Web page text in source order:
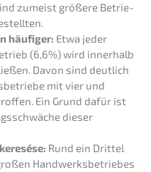
zumeist größe­re Betrie­
häufi­ger: Etwa jeder
(6,6%) wird inner­halb
Davon sind deutlich
mit vier und
Ein Grund dafür ist
dieser
Rund ein Drittel
Handwerks­be­trie­bes